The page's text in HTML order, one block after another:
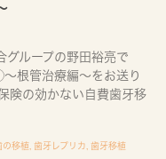
グループの野田裕亮で
根管治療編～をお送り
険の効かない自費歯牙移
の移植 歯牙レプリカ 歯牙移植